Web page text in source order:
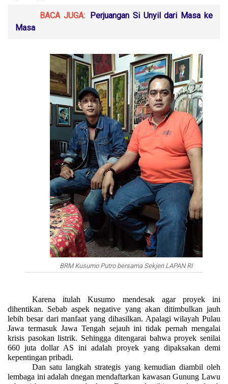
BACA JUGA: Perjuangan Si Unyil dari Masa ke
Masa
BRM Kusumo Putro bersama Sekjen LAPAN RI
Karena itulah Kusumo mendesak agar proyek ini
dihentikan. Sebab aspek negative yang akan ditimbulkan jauh
lebih besar dari manfaat yang dihasilkan. Apalagi wilayah Pulau
Jawa termasuk Jawa Tengah sejauh ini tidak pernah mengalai
krisis pasokan listrik. Sehingga ditengarai bahwa proyek senilai
660 juta dollar AS ini adalah proyek yang dipaksakan demi
kepentingan pribadi.
Dan satu langkah strategis yang kemudian diambil oleh
lembaga ini adalah dnegan mendaftarkan kawasan Gunung Lawu